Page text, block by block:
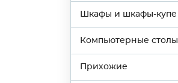
Шкафы и шкафы-купе
Компьютерные столы
Прихожие